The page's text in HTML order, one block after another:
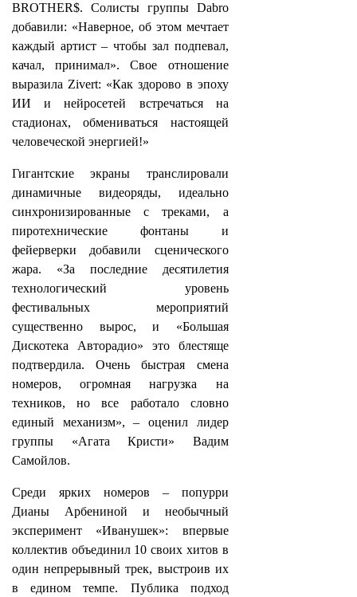
BROTHER$. Солисты группы Dabro
добавили: «Наверное, об этом мечтает
каждый артист – чтобы зал подпевал,
качал, принимал». Свое отношение
выразила Zivert: «Как здорово в эпоху
ИИ и нейросетей встречаться на
стадионах, обмениваться настоящей
человеческой энергией!»
Гигантские экраны транслировали
динамичные видеоряды, идеально
синхронизированные с треками, а
пиротехнические фонтаны и
фейерверки добавили сценического
жара. «За последние десятилетия
технологический уровень
фестивальных мероприятий
существенно вырос, и «Большая
Дискотека Авторадио» это блестяще
подтвердила. Очень быстрая смена
номеров, огромная нагрузка на
техников, но все работало словно
единый механизм», – оценил лидер
группы «Агата Кристи» Вадим
Самойлов.
Среди ярких номеров – попурри
Дианы Арбениной и необычный
эксперимент «Иванушек»: впервые
коллектив объединил 10 своих хитов в
один непрерывный трек, выстроив их
в едином темпе. Публика подход